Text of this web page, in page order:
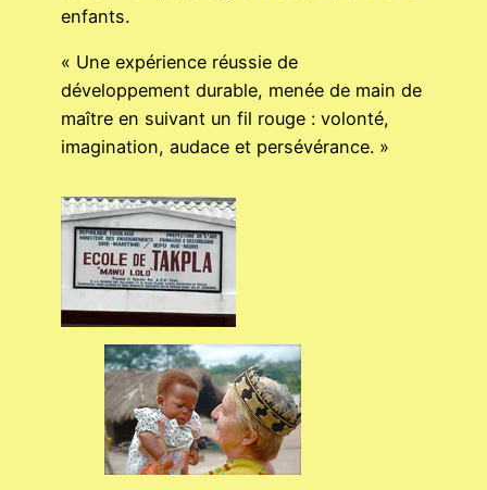
enfants.
« Une expérience réussie de
développement durable, menée de main de
maître en suivant un fil rouge : volonté,
imagination, audace et persévérance. »